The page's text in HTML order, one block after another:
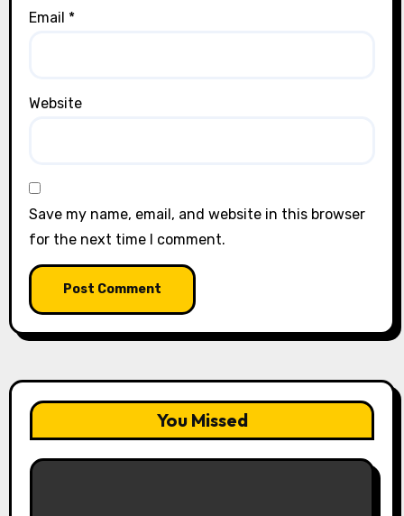
Email *
Website
Save my name, email, and website in this browser
for the next time I comment.
You Missed